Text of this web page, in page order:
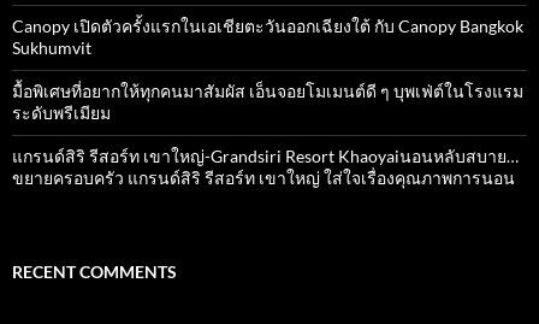
Canopy เปิดตัวครั้งแรกในเอเชียตะวันออกเฉียงใต้ กับ Canopy Bangkok
Sukhumvit
มื้อพิเศษที่อยากให้ทุกคนมาสัมผัส เอ็นจอยโมเมนต์ดี ๆ บุพเฟ่ต์ในโรงแรม
ระดับพรีเมียม
แกรนด์สิริ​ รีสอร์ท​ เขาใหญ่​-Grandsiri​ Resort​ Khaoyaiนอนหลับสบาย…
ขยายครอบครัว แกรนด์สิริ รีสอร์ท เขาใหญ่ ใส่ใจเรื่องคุณภาพการนอน
RECENT COMMENTS